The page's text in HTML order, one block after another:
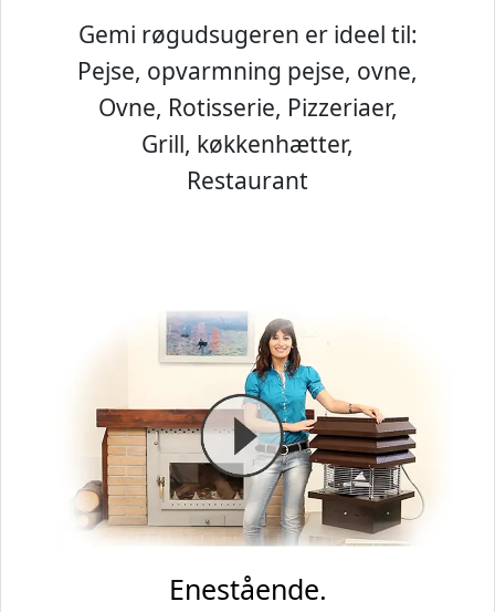
Gemi røgudsugeren er ideel til:
Pejse, opvarmning pejse, ovne,
Ovne, Rotisserie, Pizzeriaer,
Grill, køkkenhætter,
Restaurant
Enestående.